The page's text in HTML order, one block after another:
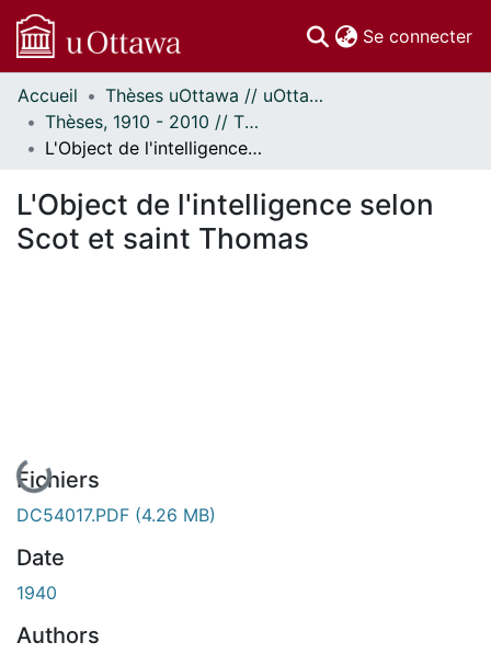
Se connecter
Communautés
et collections
Parcourir
À propos
Accueil
Thèses uOttawa // uOttawa Theses
Thèses, 1910 - 2010 // Theses, 1910 - 2010
L'Object de l'intelligence selon Scot et saint Thomas
L'Object de l'intelligence selon
Scot et saint Thomas
Fichiers
DC54017.PDF (4.26 MB)
Date
1940
Authors